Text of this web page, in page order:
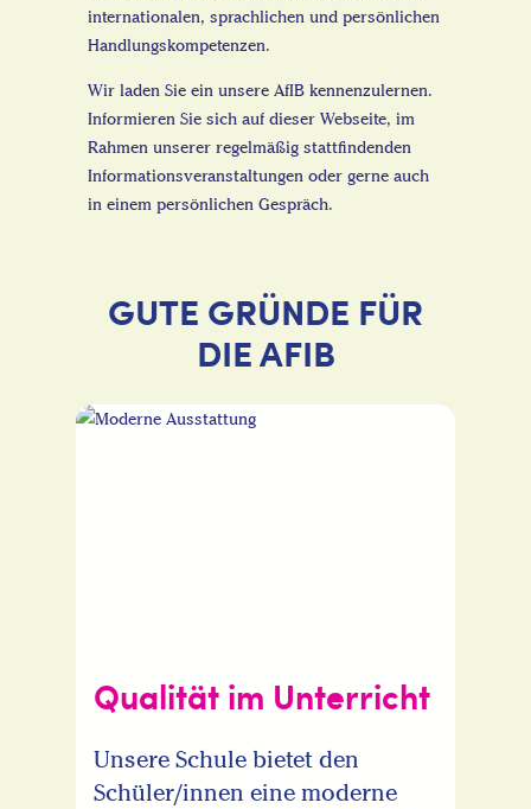
internationalen, sprachlichen und persönlichen
Handlungskompetenzen.
Wir laden Sie ein unsere AfIB kennenzulernen.
Informieren Sie sich auf dieser Webseite, im
Rahmen unserer regelmäßig stattfindenden
Informationsveranstaltungen oder gerne auch
in einem persönlichen Gespräch.
GUTE GRÜNDE FÜR
DIE AFIB
Qualität im Unterricht
Unsere Schule bietet den
Schüler/innen eine moderne